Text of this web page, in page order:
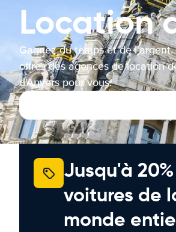
Location
Gagnez du temps et de
offres des agences de location
d'Anvers pour vous.
Jusqu'à
voitures de
monde